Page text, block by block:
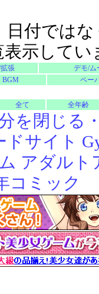
日付では
示してい
張
デモ/ム
BGM
ペー
全て 全年齢
を閉じる